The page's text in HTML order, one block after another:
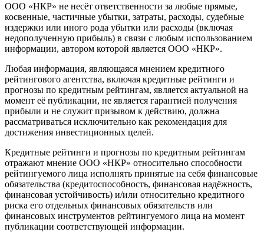
ООО «НКР» не несёт ответственности за любые прямые,
косвенные, частичные убытки, затраты, расходы, судебные
издержки или иного рода убытки или расходы (включая
недополученную прибыль) в связи с любым использованием
информации, автором которой является ООО «НКР».
Любая информация, являющаяся мнением кредитного
рейтингового агентства, включая кредитные рейтинги и
прогнозы по кредитным рейтингам, является актуальной на
момент её публикации, не является гарантией получения
прибыли и не служит призывом к действию, должна
рассматриваться исключительно как рекомендация для
достижения инвестиционных целей.
Кредитные рейтинги и прогнозы по кредитным рейтингам
отражают мнение ООО «НКР» относительно способности
рейтингуемого лица исполнять принятые на себя финансовые
обязательства (кредитоспособность, финансовая надёжность,
финансовая устойчивость) и/или относительно кредитного
риска его отдельных финансовых обязательств или
финансовых инструментов рейтингуемого лица на момент
публикации соответствующей информации.